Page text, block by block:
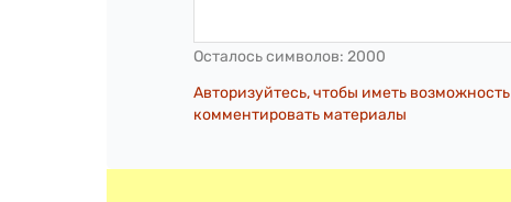
Осталось символов: 2000
Авторизуйтесь, чтобы иметь возможность
комментировать материалы